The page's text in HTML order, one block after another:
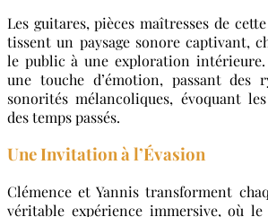
Les guitares, pièces maîtresses de
tissent un paysage sonore captivant,
le public à une exploration intérieure.
une touche d’émotion, passant des
sonorités mélancoliques, évoquant
des temps passés.
Une Invitation à l’Évasion
Clémence et Yannis transforment
véritable expérience immersive, où